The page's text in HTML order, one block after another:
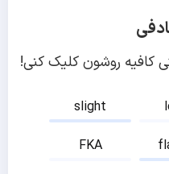
کافیه روشون کلیک کنی!
slight
FKA